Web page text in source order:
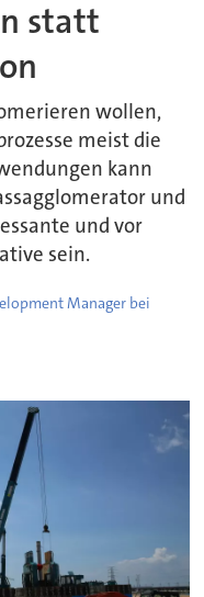
statt
wollen,
meist die
kann
und
und vor
sein.
Manager bei